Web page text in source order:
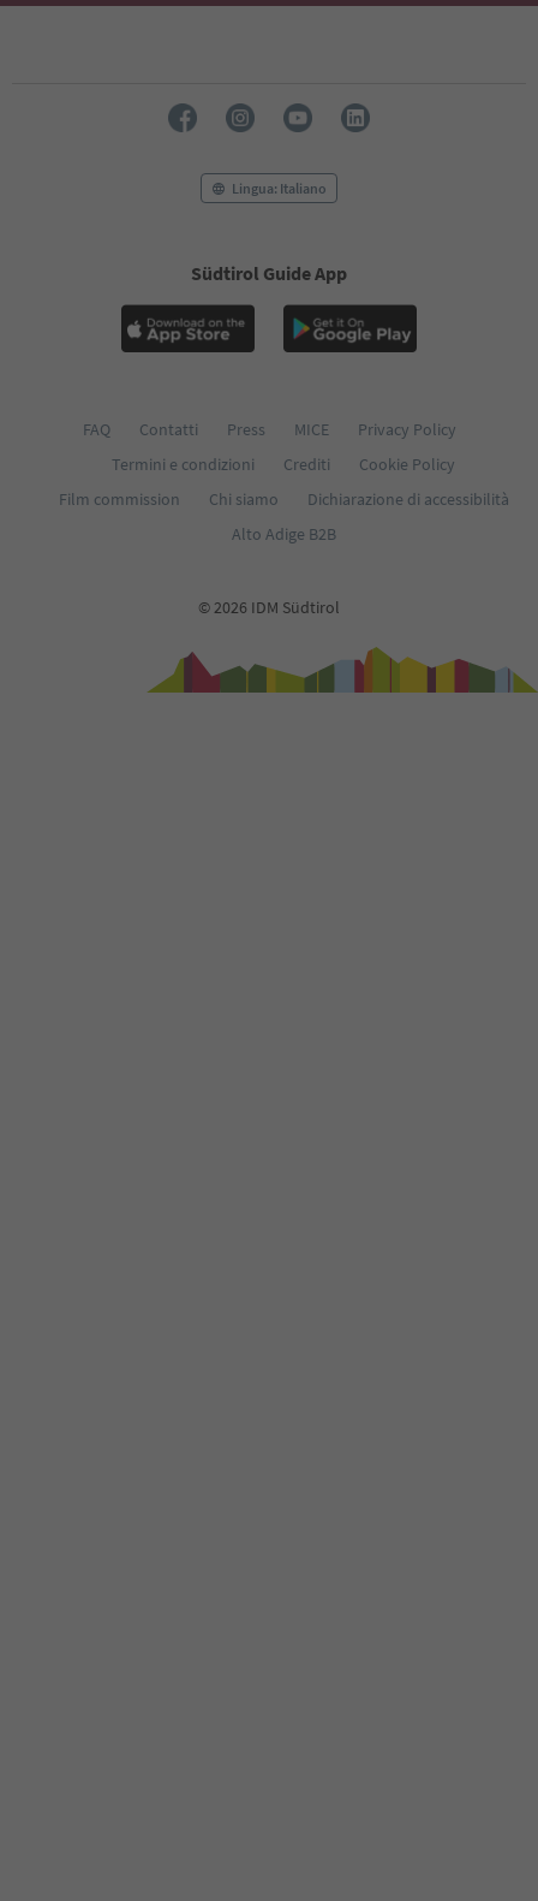
Lingua: Italiano
Südtirol Guide App
FAQ Contatti Press MICE
Privacy Policy
Termini e condizioni
Crediti
Cookie Policy
Film commission
Chi siamo
Dichiarazione di accessibilità
Alto Adige B2B
© 2026 IDM Südtirol